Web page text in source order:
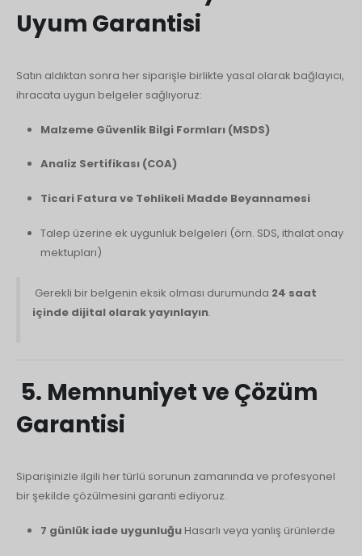
Uyum Garantisi
Satın aldıktan sonra her siparişle birlikte yasal olarak bağlayıcı,
ihracata uygun belgeler sağlıyoruz:
Malzeme Güvenlik Bilgi Formları (MSDS)
Analiz Sertifikası (COA)
Ticari Fatura ve Tehlikeli Madde Beyannamesi
Talep üzerine ek uygunluk belgeleri (örn. SDS, ithalat onay
mektupları)
Gerekli bir belgenin eksik olması durumunda 24 saat
içinde dijital olarak yayınlayın.
5. Memnuniyet ve Çözüm
Garantisi
Siparişinizle ilgili her türlü sorunun zamanında ve profesyonel
bir şekilde çözülmesini garanti ediyoruz.
7 günlük iade uygunluğuHasarlı veya yanlış ürünlerde